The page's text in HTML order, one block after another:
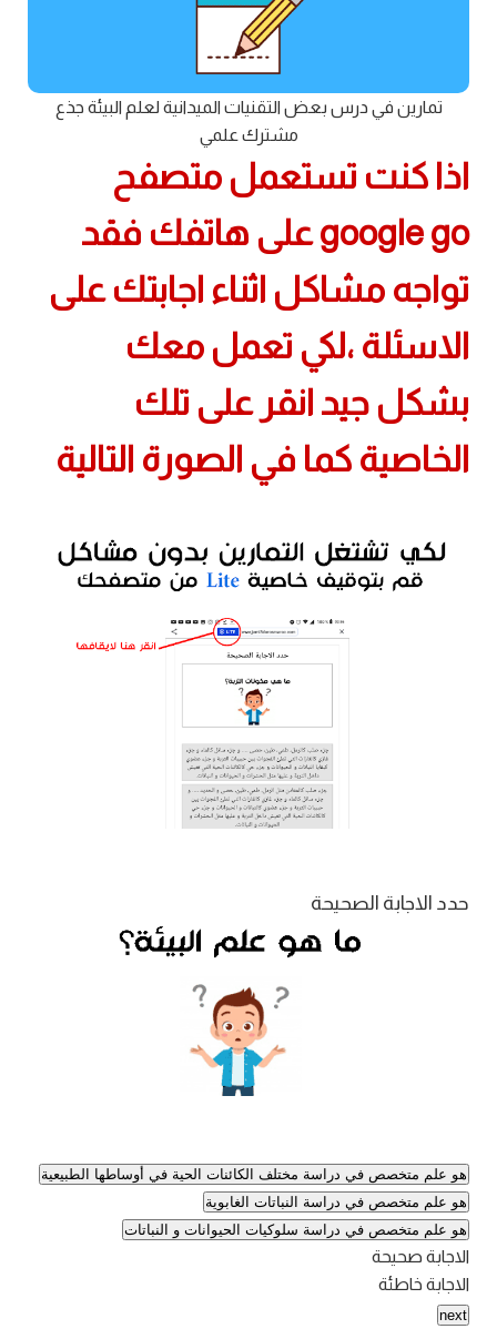
تمارين في درس بعض التقنيات الميدانية لعلم البيئة جذع
مشترك علمي
اذا كنت تستعمل متصفح
google go على هاتفك فقد
تواجه مشاكل اثناء اجابتك على
الاسئلة ،لكي تعمل معك
بشكل جيد انقر على تلك
الخاصية كما في الصورة التالية
حدد الاجابة الصحيحة
هو علم متخصص في دراسة مختلف الكائنات الحية في أوساطها الطبيعية
هو علم متخصص في دراسة النباتات الغابوية
هو علم متخصص في دراسة سلوكيات الحيوانات و النباتات
الاجابة صحيحة
الاجابة خاطئة
next